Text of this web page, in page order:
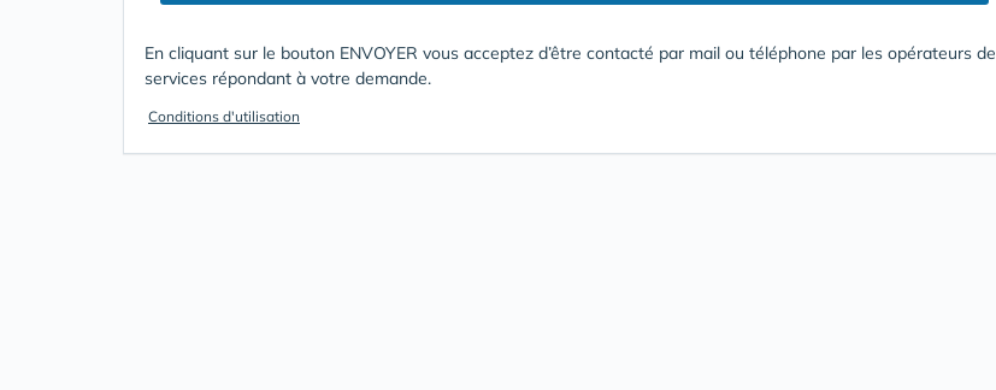
En cliquant sur le bouton ENVOYER vous acceptez d’être contacté par mail ou téléphone par les opérateurs de
services répondant à votre demande.
Conditions d'utilisation